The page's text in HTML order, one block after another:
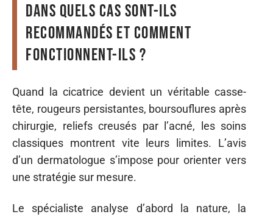
dans quels cas sont-ils
recommandés et comment
fonctionnent-ils ?
Quand la cicatrice devient un véritable casse-
tête, rougeurs persistantes, boursouflures après
chirurgie, reliefs creusés par l’acné, les soins
classiques montrent vite leurs limites. L’avis
d’un dermatologue s’impose pour orienter vers
une stratégie sur mesure.
Le spécialiste analyse d’abord la nature, la